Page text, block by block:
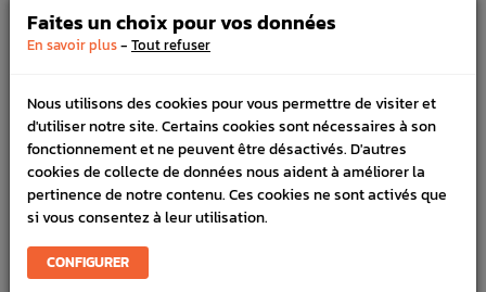
LIVRAISON
VÉHICULES COMPATIBLE
SCHÉMA CONSTRUCTEUR
Marque :SUBARU
Référence :8844
Faites un choix pour vos données
En savoir plus- Tout refuser
Nous utilisons des cookies pour vous permettre de visiter et
d'utiliser notre site. Certains cookies sont nécessaires à son
fonctionnement et ne peuvent être désactivés. D'autres
cookies de collecte de données nous aident à améliorer la
pertinence de notre contenu. Ces cookies ne sont activés que
si vous consentez à leur utilisation.
CONFIGURER